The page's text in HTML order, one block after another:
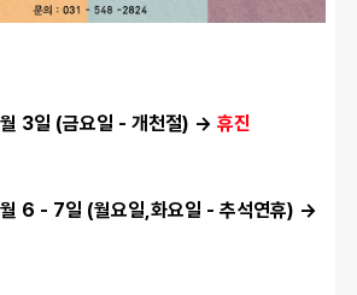
요일 - 개천절) → 휴진